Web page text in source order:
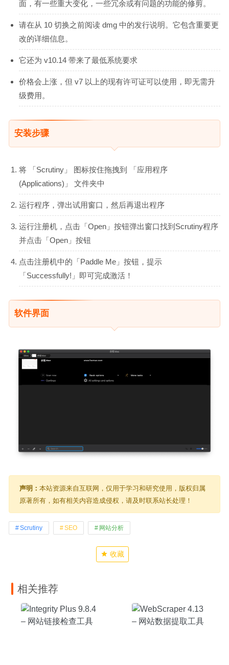
面，有一些重大变化，一些冗余或有问题的功能的修剪。
请在从 10 切换之前阅读 dmg 中的发行说明。它包含重要更
改的详细信息。
它还为 v10.14 带来了最低系统要求
价格会上涨，但 v7 以上的现有许可证可以使用，即无需升
级费用。
安装步骤
将 「Scrutiny」 图标按住拖拽到 「应用程序
(Applications)」 文件夹中
运行程序，弹出试用窗口，然后再退出程序
运行注册机，点击「Open」按钮弹出窗口找到Scrutiny程序
并点击「Open」按钮
点击注册机中的「Paddle Me」按钮，提示
「Successfully!」即可完成激活！
软件界面
声明： 本站资源来自互联网，仅用于学习和研究使用，版权归属
原著所有，如有相关内容造成侵权，请及时联系站长处理！
Scrutiny SEO 网站分析
收藏
相关推荐